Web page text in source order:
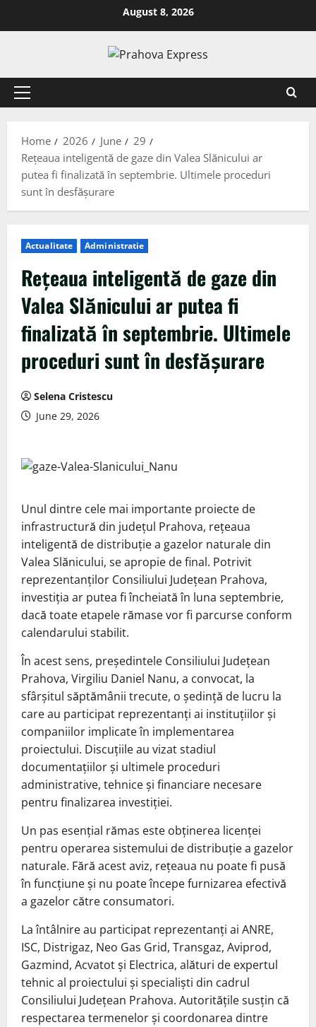
August 8, 2026
Home 2026 June
29
Rețeaua inteligentă de gaze din Valea Slănicului ar
putea fi finalizată în septembrie. Ultimele proceduri
sunt în desfășurare
Actualitate Administratie
Rețeaua inteligentă de gaze din
Valea Slănicului ar putea fi
finalizată în septembrie. Ultimele
proceduri sunt în desfășurare
Selena Cristescu
June 29, 2026
Unul dintre cele mai importante proiecte de
infrastructură din județul Prahova, rețeaua
inteligentă de distribuție a gazelor naturale din
Valea Slănicului, se apropie de final. Potrivit
reprezentanților Consiliului Județean Prahova,
investiția ar putea fi încheiată în luna septembrie,
dacă toate etapele rămase vor fi parcurse conform
calendarului stabilit.
În acest sens, președintele Consiliului Județean
Prahova, Virgiliu Daniel Nanu, a convocat, la
sfârșitul săptămânii trecute, o ședință de lucru la
care au participat reprezentanți ai instituțiilor și
companiilor implicate în implementarea
proiectului. Discuțiile au vizat stadiul
documentațiilor și ultimele proceduri
administrative, tehnice și financiare necesare
pentru finalizarea investiției.
Un pas esențial rămas este obținerea licenței
pentru operarea sistemului de distribuție a gazelor
naturale. Fără acest aviz, rețeaua nu poate fi pusă
în funcțiune și nu poate începe furnizarea efectivă
a gazelor către consumatori.
La întâlnire au participat reprezentanți ai ANRE,
ISC, Distrigaz, Neo Gas Grid, Transgaz, Aviprod,
Gazmind, Acvatot și Electrica, alături de expertul
tehnic al proiectului și specialiști din cadrul
Consiliului Județean Prahova. Autoritățile susțin că
respectarea termenelor și coordonarea dintre